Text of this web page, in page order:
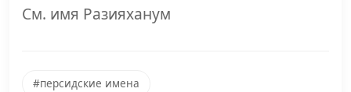
См. имя Разияханум
#персидские имена